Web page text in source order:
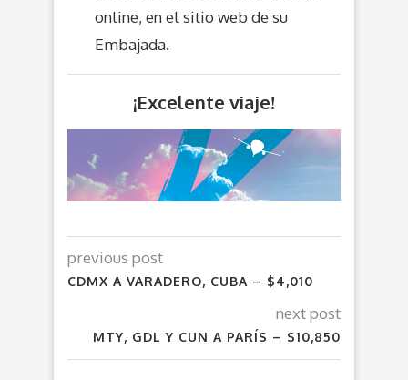
online, en el sitio web de su
Embajada.
¡Excelente viaje!
previous post
CDMX A VARADERO, CUBA – $4,010
next post
MTY, GDL Y CUN A PARÍS – $10,850